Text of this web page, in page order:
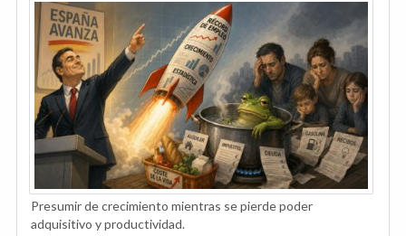
Presumir de crecimiento mientras se pierde poder
adquisitivo y productividad.